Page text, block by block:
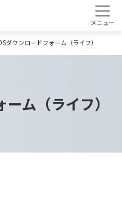
ダウンロードフォーム（ライフ）
ム（ライフ）